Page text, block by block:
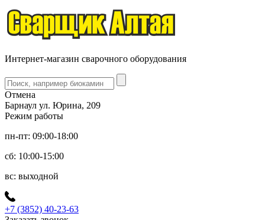
Интернет-магазин сварочного оборудования
Отмена
Барнаул ул. Юрина, 209
Режим работы
пн-пт: 09:00-18:00
сб: 10:00-15:00
вс: выходной
+7 (3852) 40-23-63